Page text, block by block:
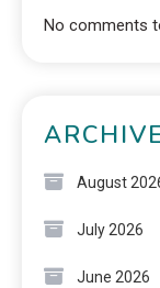
No comments
August
July 2026
June 2026